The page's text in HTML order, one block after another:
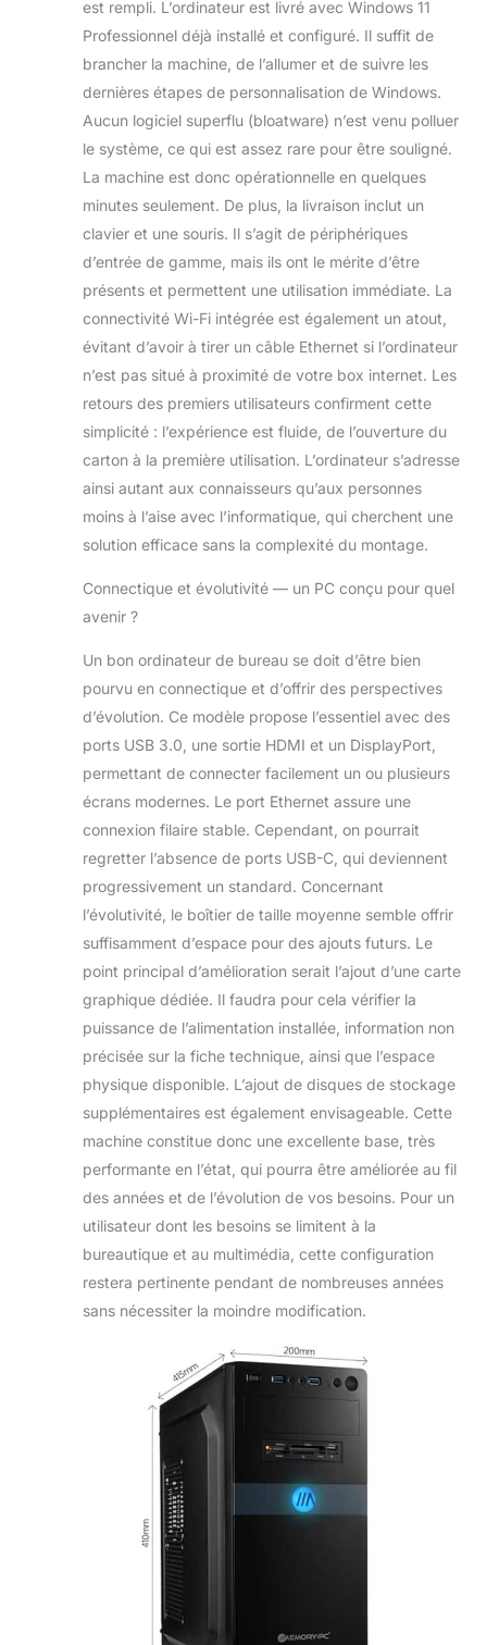
est rempli. L’ordinateur est livré avec Windows 11
Professionnel déjà installé et configuré. Il suffit de
brancher la machine, de l’allumer et de suivre les
dernières étapes de personnalisation de Windows.
Aucun logiciel superflu (bloatware) n’est venu polluer
le système, ce qui est assez rare pour être souligné.
La machine est donc opérationnelle en quelques
minutes seulement. De plus, la livraison inclut un
clavier et une souris. Il s’agit de périphériques
d’entrée de gamme, mais ils ont le mérite d’être
présents et permettent une utilisation immédiate. La
connectivité Wi-Fi intégrée est également un atout,
évitant d’avoir à tirer un câble Ethernet si l’ordinateur
n’est pas situé à proximité de votre box internet. Les
retours des premiers utilisateurs confirment cette
simplicité : l’expérience est fluide, de l’ouverture du
carton à la première utilisation. L’ordinateur s’adresse
ainsi autant aux connaisseurs qu’aux personnes
moins à l’aise avec l’informatique, qui cherchent une
solution efficace sans la complexité du montage.
Connectique et évolutivité — un PC conçu pour quel
avenir ?
Un bon ordinateur de bureau se doit d’être bien
pourvu en connectique et d’offrir des perspectives
d’évolution. Ce modèle propose l’essentiel avec des
ports USB 3.0, une sortie HDMI et un DisplayPort,
permettant de connecter facilement un ou plusieurs
écrans modernes. Le port Ethernet assure une
connexion filaire stable. Cependant, on pourrait
regretter l’absence de ports USB-C, qui deviennent
progressivement un standard. Concernant
l’évolutivité, le boîtier de taille moyenne semble offrir
suffisamment d’espace pour des ajouts futurs. Le
point principal d’amélioration serait l’ajout d’une carte
graphique dédiée. Il faudra pour cela vérifier la
puissance de l’alimentation installée, information non
précisée sur la fiche technique, ainsi que l’espace
physique disponible. L’ajout de disques de stockage
supplémentaires est également envisageable. Cette
machine constitue donc une excellente base, très
performante en l’état, qui pourra être améliorée au fil
des années et de l’évolution de vos besoins. Pour un
utilisateur dont les besoins se limitent à la
bureautique et au multimédia, cette configuration
restera pertinente pendant de nombreuses années
sans nécessiter la moindre modification.